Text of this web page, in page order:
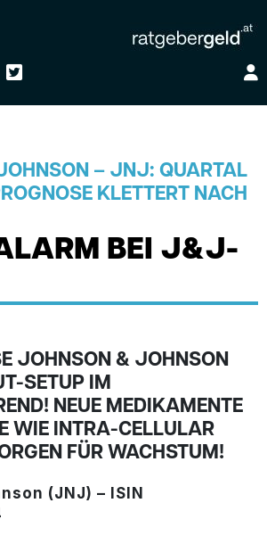
– JNJ: QUARTAL
KLETTERT NACH
BEI J&J-
JOHNSON & JOHNSON
SETUP IM
NEUE MEDIKAMENTE
WIE INTRA-CELLULAR
FÜR WACHSTUM!
(JNJ) – ISIN